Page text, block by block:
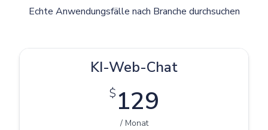
Echte Anwendungsfälle nach Branche durchsuchen
KI-Web-Chat
$ 129
/ Monat